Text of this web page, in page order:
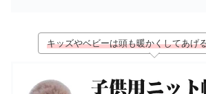
キッズやベビーは頭も暖かくしてあげ